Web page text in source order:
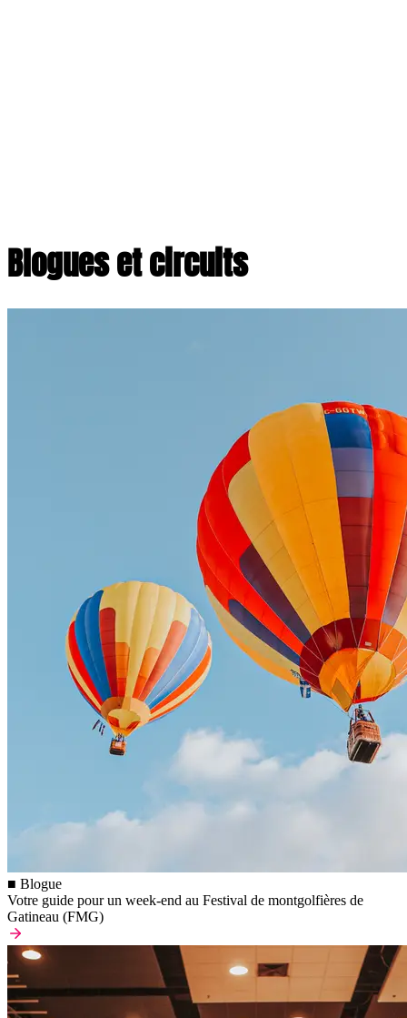
Blogues et circuits
■ Blogue
Votre guide pour un week-end au Festival de montgolfières de
Gatineau (FMG)